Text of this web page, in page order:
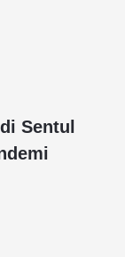
Sentul